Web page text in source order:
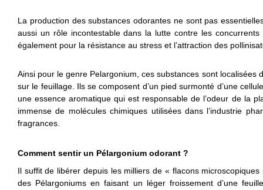
La production des substances odorantes ne sont pas
aussi un rôle incontestable dans la lutte contre les
également pour la résistance au stress et l’attraction des
Ainsi pour le genre Pelargonium, ces substances sont localisées
sur le feuillage. Ils se composent d’un pied surmonté d’une
une essence aromatique qui est responsable de l’odeur de la
immense de molécules chimiques utilisées dans l’industrie
fragrances.
Comment sentir un Pélargonium odorant ?
Il suffit de libérer depuis les milliers de « flacons microscopiques
des Pélargoniums en faisant un léger froissement d’une